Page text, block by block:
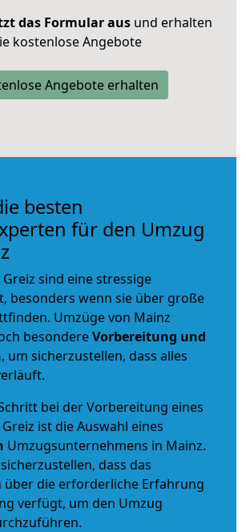
das Formular ausund erhalten
kostenlose Angebote
Angebote erhalten
besten
für den Umzug
sind eine stressige
besonders wenn sie über große
Umzüge von Mainz
besondereVorbereitung und
, um sicherzustellen, dass alles
bei der Vorbereitung eines
ist die Auswahl eines
Umzugsunternehmens in Mainz.
dass das
über die erforderliche Erfahrung
verfügt, um den Umzug